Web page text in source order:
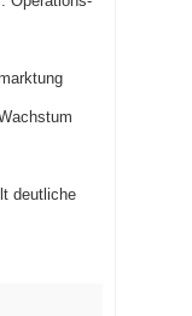
deutliche